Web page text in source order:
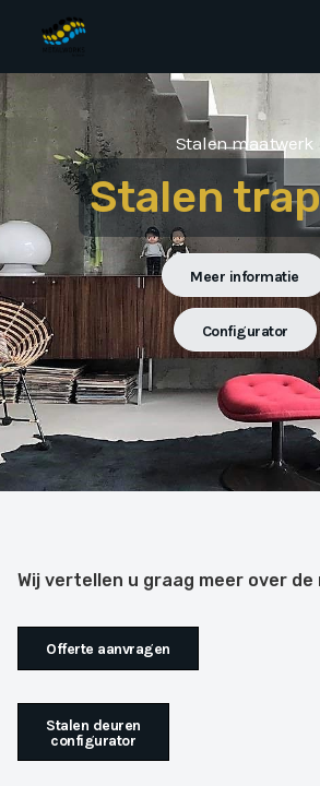
Stalen maatwerk
Stalen
Meer informatie
Configurator
Wij vertellen u graag meer over de
Offerte aanvragen
Stalen deuren
configurator